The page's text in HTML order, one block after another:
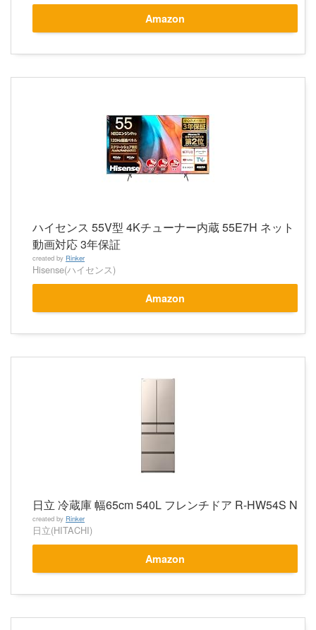
Amazon
ハイセンス 55V型 4Kチューナー内蔵 55E7H ネット
動画対応 3年保証
created by Rinker
Hisense(ハイセンス)
Amazon
日立 冷蔵庫 幅65cm 540L フレンチドア R-HW54S N
created by Rinker
日立(HITACHI)
Amazon